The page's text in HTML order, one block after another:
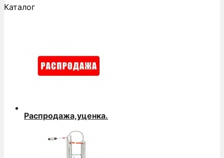
Каталог
Распродажа,уценка.